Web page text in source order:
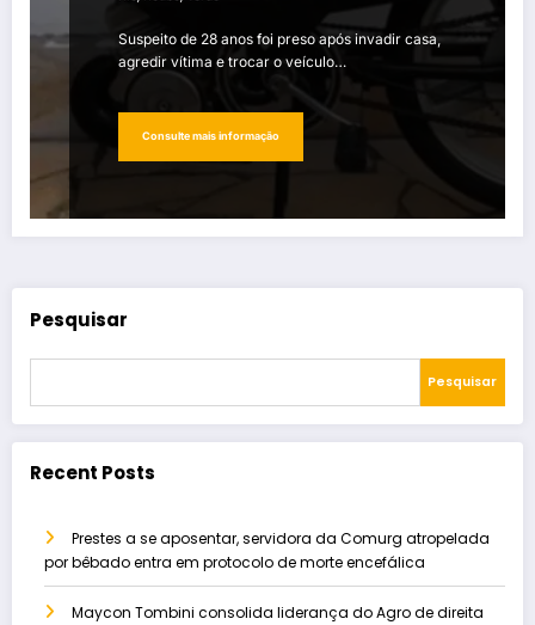
Suspeito de 28 anos foi preso após invadir casa,
agredir vítima e trocar o veículo…
Consulte mais informação
Pesquisar
Pesquisar
Recent Posts
Prestes a se aposentar, servidora da Comurg atropelada
por bêbado entra em protocolo de morte encefálica
Maycon Tombini consolida liderança do Agro de direita